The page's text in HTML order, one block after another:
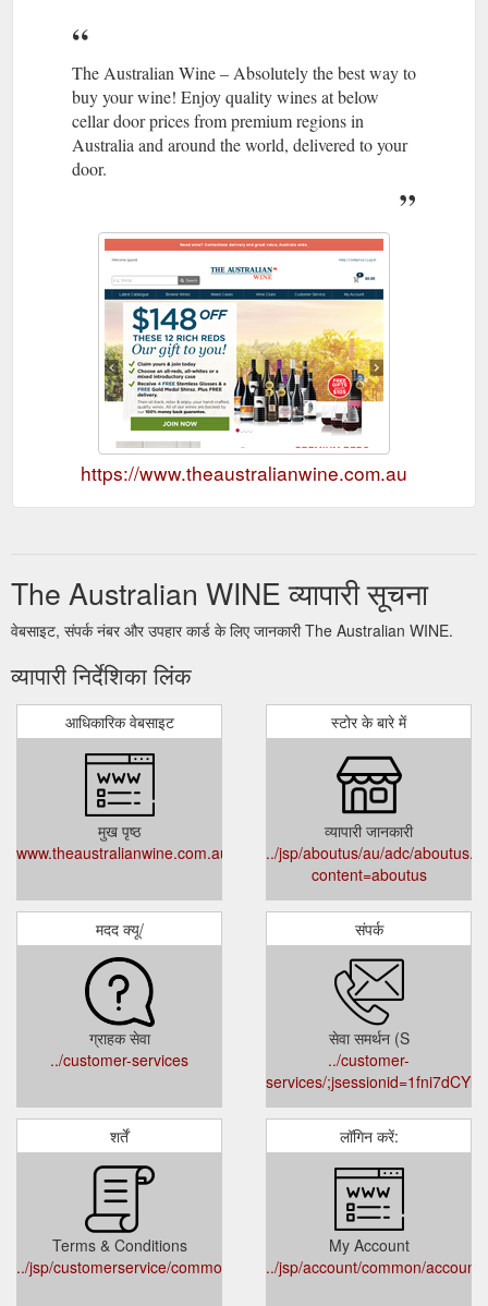
The Australian Wine – Absolutely the best way to
buy your wine! Enjoy quality wines at below
cellar door prices from premium regions in
Australia and around the world, delivered to your
door.
https://www.theaustralianwine.com.au
The Australian WINE व्यापारी सूचना
वेबसाइट, संपर्क नंबर और उपहार कार्ड के लिए जानकारी The Australian WINE.
व्यापारी निर्देशिका लिंक
आधिकारिक वेबसाइट
मुख पृष्ठ
www.theaustralianwine.com.au
स्टोर के बारे में
व्यापारी जानकारी
../jsp/aboutus/au/adc/
content=aboutus
मदद क्यू/
ग्राहक सेवा
../customer-services
संपर्क
सेवा समर्थन (S
../customer-
services/
शर्तें
Terms & Conditions
../jsp/customerservice/common/customerservicepolicies.jsp
लॉगिन करें:
My Account
../jsp/account/common/